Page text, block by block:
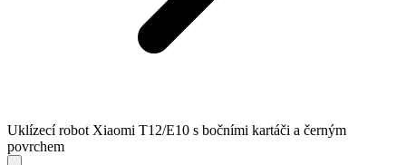
Uklízecí robot Xiaomi T12/E10 s bočními kartáči a černým
povrchem